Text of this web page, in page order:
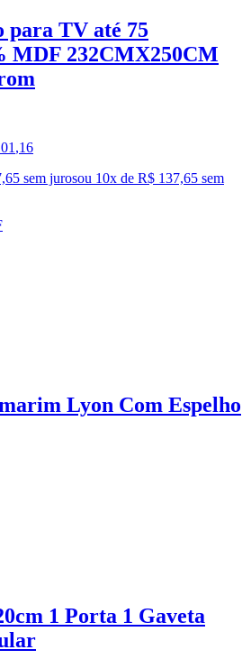
para TV até 75
MDF 232CMX250CM
,16
sem jurosou 10x de R$ 137,65 sem
Lyon Com Espelho
1 Porta 1 Gaveta